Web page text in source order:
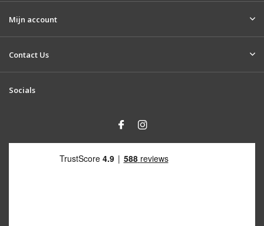
Mijn account
Contact Us
Socials